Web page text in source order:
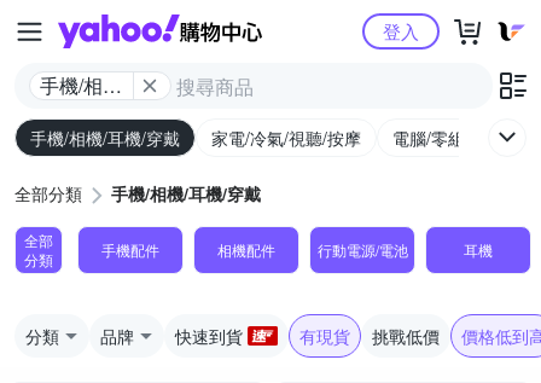
Yahoo購物中心
手機/相機/
耳機/穿戴
登入
手機/相機/耳機/穿戴 家電/冷氣/視聽/按摩 電腦/零組件/週邊/
全部分類 手機/相機/耳機/穿戴
全部
分類
手機配件 相機配件 行動電源/電池 耳機
分類 品牌 快速到貨 有現貨 挑戰低價 價格低到